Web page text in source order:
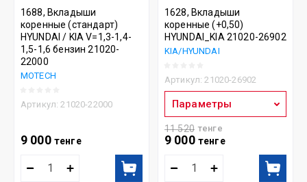
1688, Вкладыши
коренные (стандарт)
HYUNDAI / KIA V=1,3-1,4-
1,5-1,6 бензин 21020-
22000
MOTECH
Артикул: 21020-22000
9 000 тенге
1628, Вкладыши
коренные (+0,50)
HYUNDAI_KIA 21020-26902
KIA/HYUNDAI
Артикул: 21020-26902
Параметры
11 520 тенге
9 000 тенге